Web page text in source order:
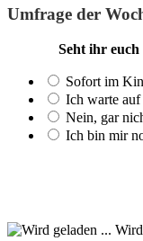
Umfrage der
Seht ihr
Sofort im
Ich warte
Nein, gar
Ich bin mir